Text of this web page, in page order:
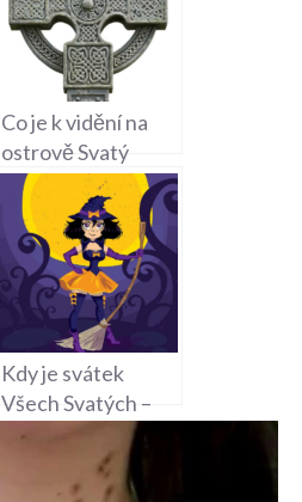
Co je k vidění na
ostrově Svatý
Tomáš – Exotický
ráj v Karibiku
Kdy je svátek
Všech Svatých –
Tradiční svátky a